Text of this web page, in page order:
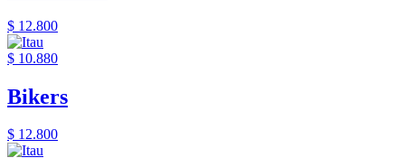
$ 12.800
$ 10.880
Bikers
$ 12.800